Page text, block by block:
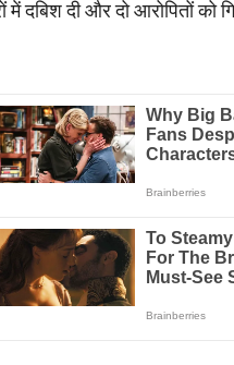
दबिश दी और दो आरोपितों को